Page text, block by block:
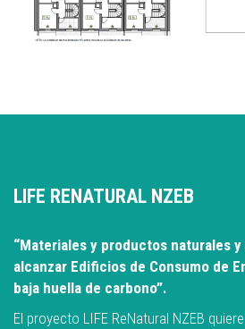
LIFE RENATURAL NZEB
“Materiales y productos naturales
alcanzar Edificios de Consumo de
baja huella de carbono”.
El proyecto LIFE ReNatural NZEB